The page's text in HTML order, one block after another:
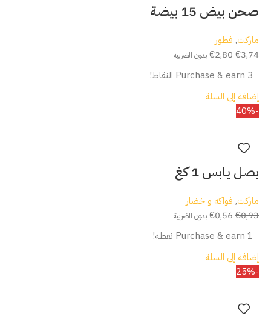
صحن بيض 15 بيضة
ماركت, فطور
€3,74
€2,80 بدون الضريبة
Purchase & earn 3 النقاط!
إضافة إلى السلة
-40%
بصل يابس 1 كغ
ماركت, فواكه و خضار
€0,93
€0,56 بدون الضريبة
Purchase & earn 1 نقطة!
إضافة إلى السلة
-25%